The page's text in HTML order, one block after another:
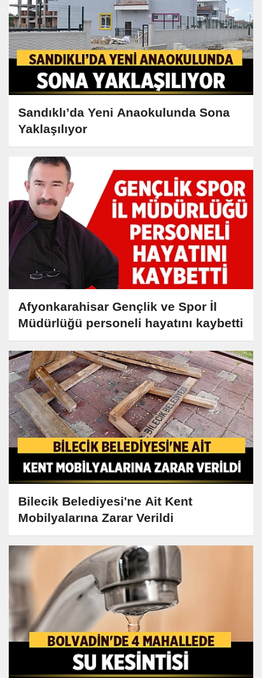
Sandıklı’da Yeni Anaokulunda Sona
Yaklaşılıyor
Afyonkarahisar Gençlik ve Spor İl
Müdürlüğü personeli hayatını kaybetti
Bilecik Belediyesi'ne Ait Kent
Mobilyalarına Zarar Verildi